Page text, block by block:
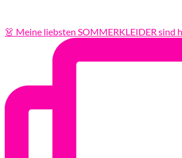
👗 Meine liebsten SOMMERKLEIDER sind